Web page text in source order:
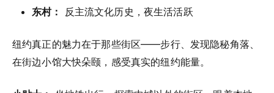
东村：
反主流文化历史，夜生活活跃
纽约真正的魅力在于那些街区——步行、发现隐秘角落、
在街边小馆大快朵颐，感受真实的纽约能量。